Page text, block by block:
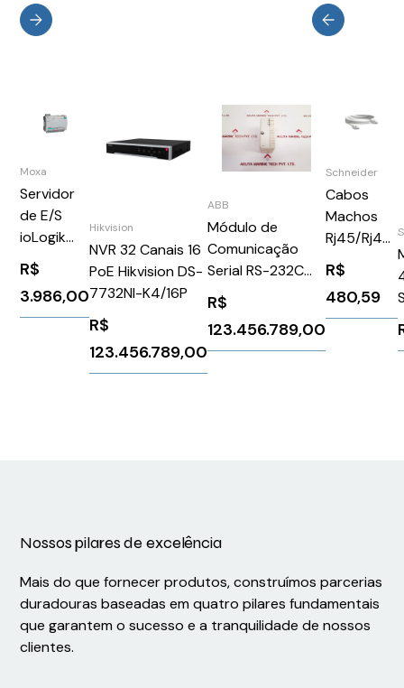
Moxa
Servidor
de E/S
ioLogik
E2262
R$
3.986,00
Hikvision
NVR 32 Canais 16
PoE Hikvision DS-
7732NI-K4/16P
R$
123.456.789,00
ABB
Módulo de
Comunicação
Serial RS-232C
ABB CI853
R$
123.456.789,00
Schneider
Cabos
Machos
Rj45/Rj45
2M 5Pc -
Schneider
TRV00820
R$
480,59
Nossos pilares de excelência
Mais do que fornecer produtos, construímos parcerias
duradouras baseadas em quatro pilares fundamentais
que garantem o sucesso e a tranquilidade de nossos
clientes.